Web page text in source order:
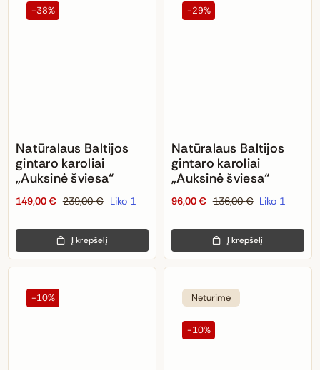
-38%
Natūralaus Baltijos
gintaro karoliai
„Auksinė šviesa“
239,00€
Original
was:
239,00 €.
149,00€
Current
is:
149,00 €.
Liko 1
Į krepšelį
-29%
Natūralaus Baltijos
gintaro karoliai
„Auksinė šviesa“
136,00€
Original
was:
136,00 €.
96,00€
Current
is:
96,00 €.
Liko 1
Į krepšelį
-10% Neturime
-10%